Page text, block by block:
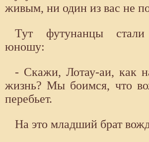
живым, ни один из вас не
Тут футунанцы стали
юношу:
- Скажи, Лотау-аи, как
жизнь? Мы боимся, что
перебьет.
На это младший брат